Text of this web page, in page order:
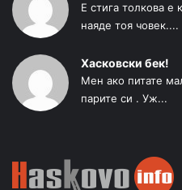
Е стига толкова е
наяде тоя човек....
Хасковски бек!
Мен ако питате
парите си . Уж...